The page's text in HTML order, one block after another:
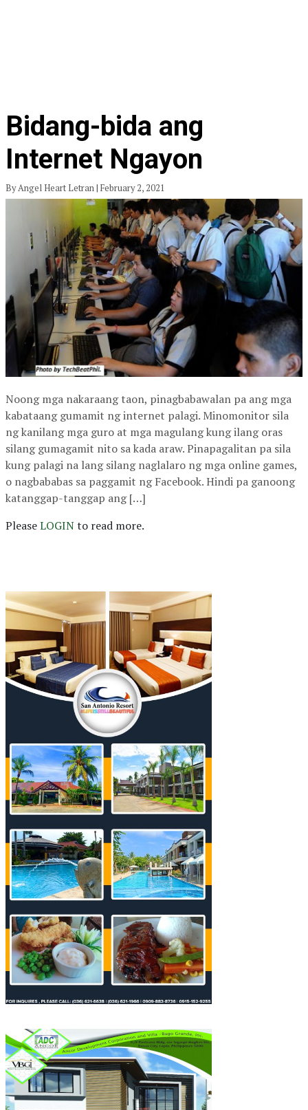
Bidang-bida ang
Internet Ngayon
By Angel Heart Letran | February 2, 2021
Noong mga nakaraang taon, pinagbabawalan pa ang mga
kabataang gumamit ng internet palagi. Minomonitor sila
ng kanilang mga guro at mga magulang kung ilang oras
silang gumagamit nito sa kada araw. Pinapagalitan pa sila
kung palagi na lang silang naglalaro ng mga online games,
o nagbababas sa paggamit ng Facebook. Hindi pa ganoong
katanggap-tanggap ang […]
PleaseLOGINto read more.